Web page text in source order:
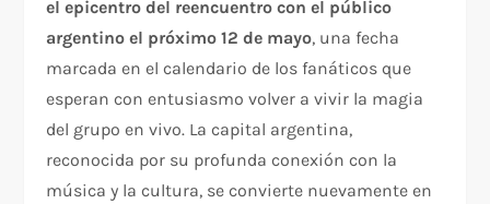
el epicentro del reencuentro con el público
argentino el próximo 12 de mayo, una fecha
marcada en el calendario de los fanáticos que
esperan con entusiasmo volver a vivir la magia
del grupo en vivo. La capital argentina,
reconocida por su profunda conexión con la
música y la cultura, se convierte nuevamente en